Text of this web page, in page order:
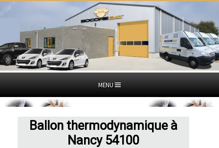
MENU
Ballon thermodynamique à
Nancy 54100